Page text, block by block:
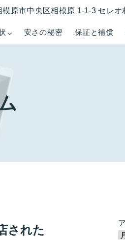
安さの秘密 保証と補償
原市中央区相模原 1-1-3 セレオ
された